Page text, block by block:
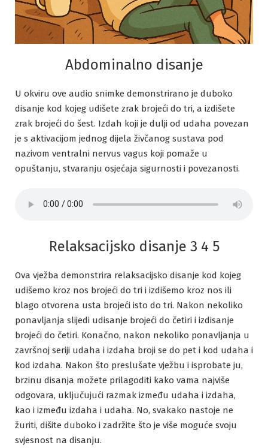
Abdominalno disanje
U okviru ove audio snimke demonstrirano je duboko
disanje kod kojeg udišete zrak brojeći do tri, a izdišete
zrak brojeći do šest. Izdah koji je dulji od udaha povezan
je s aktivacijom jednog dijela živčanog sustava pod
nazivom ventralni nervus vagus koji pomaže u
opuštanju, stvaranju osjećaja sigurnosti i povezanosti.
Relaksacijsko disanje 3 4 5
Ova vježba demonstrira relaksacijsko disanje kod kojeg
udišemo kroz nos brojeći do tri i izdišemo kroz nos ili
blago otvorena usta brojeći isto do tri. Nakon nekoliko
ponavljanja slijedi udisanje brojeći do četiri i izdisanje
brojeći do četiri. Konačno, nakon nekoliko ponavljanja u
završnoj seriji udaha i izdaha broji se do pet i kod udaha i
kod izdaha. Nakon što preslušate vježbu i isprobate ju,
brzinu disanja možete prilagoditi kako vama najviše
odgovara, uključujući razmak između udaha i izdaha,
kao i između izdaha i udaha. No, svakako nastoje ne
žuriti, dišite duboko i zadržite što je više moguće svoju
svjesnost na disanju.